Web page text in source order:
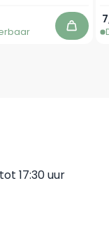
prijs
In
17:30 uur